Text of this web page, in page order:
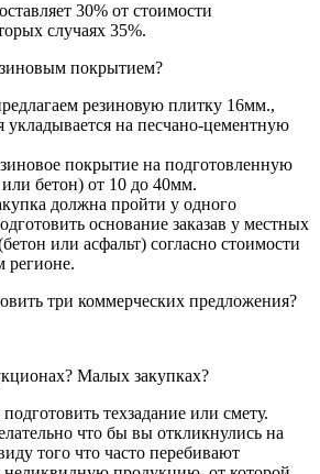
30% от стоимости
случаях 35%.
покрытием?
резиновую плитку 16мм.,
укладывается на песчано-цементную
покрытие на подготовленную
или бетон) от 10 до 40мм.
должна пройти у одного
основание заказав у местных
или асфальт) согласно стоимости
регионе.
три коммерческих предложения?
Малых закупках?
техзадание или смету.
что бы вы откликнулись на
того что часто перебивают